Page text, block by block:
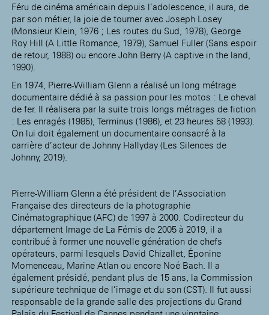
Féru de cinéma américain depuis l’adolescence, il aura, de
par son métier, la joie de tourner avec Joseph Losey
(Monsieur Klein, 1976 ; Les routes du Sud, 1978), George
Roy Hill (A Little Romance, 1979), Samuel Fuller (Sans espoir
de retour, 1988) ou encore John Berry (A captive in the land,
1990).
En 1974, Pierre-William Glenn a réalisé un long métrage
documentaire dédié à sa passion pour les motos : Le cheval
de fer. Il réalisera par la suite trois longs métrages de fiction
: Les enragés (1985), Terminus (1986), et 23 heures 58 (1993).
On lui doit également un documentaire consacré à la
carrière d’acteur de Johnny Hallyday (Les Silences de
Johnny, 2019).
Pierre-William Glenn a été président de l’Association
Française des directeurs de la photographie
Cinématographique (AFC) de 1997 à 2000. Codirecteur du
département Image de La Fémis de 2005 à 2019, il a
contribué à former une nouvelle génération de chefs
opérateurs, parmi lesquels David Chizallet, Éponine
Momenceau, Marine Atlan ou encore Noé Bach. Il a
également présidé, pendant plus de 15 ans, la Commission
supérieure technique de l’image et du son (CST). Il fut aussi
responsable de la grande salle des projections du Grand